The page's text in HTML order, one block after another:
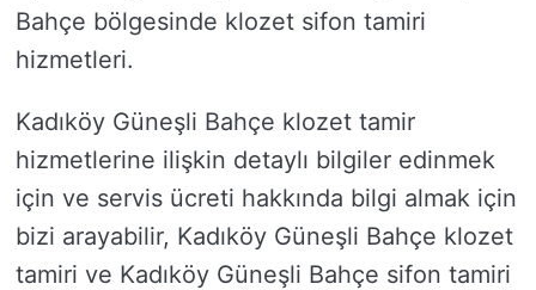
Bahçe bölgesinde klozet sifon tamiri
hizmetleri.
Kadıköy Güneşli Bahçe klozet tamir
hizmetlerine ilişkin detaylı bilgiler edinmek
için ve servis ücreti hakkında bilgi almak için
bizi arayabilir, Kadıköy Güneşli Bahçe klozet
tamiri ve Kadıköy Güneşli Bahçe sifon tamiri